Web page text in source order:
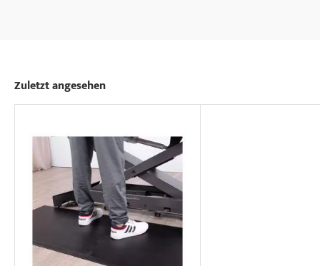
Zuletzt angesehen